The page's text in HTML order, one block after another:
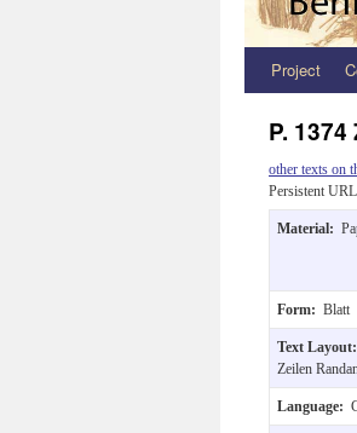
Zum
springen
Project
P. 1374
other texts on
Persistent URL
Material:
Form: Blatt
Text Layout:
Zeilen
Language: